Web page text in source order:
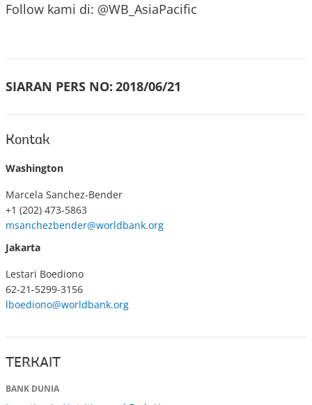
Follow kami di: @WB_AsiaPacific
SIARAN PERS NO: 2018/06/21
Kontak
Washington
Marcela Sanchez-Bender
+1 (202) 473-5863
msanchezbender@worldbank.org
Jakarta
Lestari Boediono
62-21-5299-3156
lboediono@worldbank.org
TERKAIT
BANK DUNIA